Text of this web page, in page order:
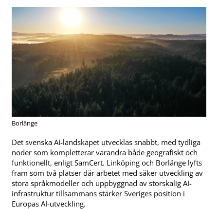
Borlänge
Det svenska AI-landskapet utvecklas snabbt, med tydliga
noder som kompletterar varandra både geografiskt och
funktionellt, enligt SamCert. Linköping och Borlänge lyfts
fram som två platser där arbetet med säker utveckling av
stora språkmodeller och uppbyggnad av storskalig AI-
infrastruktur tillsammans stärker Sveriges position i
Europas AI-utveckling.